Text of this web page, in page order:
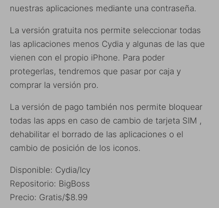
nuestras aplicaciones mediante una contraseña.
La versión gratuita nos permite seleccionar todas
las aplicaciones menos Cydia y algunas de las que
vienen con el propio iPhone. Para poder
protegerlas, tendremos que pasar por caja y
comprar la versión pro.
La versión de pago también nos permite bloquear
todas las apps en caso de cambio de tarjeta SIM ,
dehabilitar el borrado de las aplicaciones o el
cambio de posición de los iconos.
Disponible: Cydia/Icy
Repositorio: BigBoss
Precio: Gratis/$8.99